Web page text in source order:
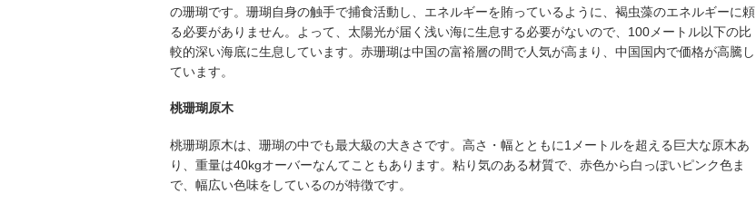
の珊瑚です。珊瑚自身の触手で捕食活動し、エネルギーを賄っているように、褐虫藻のエネルギーに頼
る必要がありません。よって、太陽光が届く浅い海に生息する必要がないので、100メートル以下の比
較的深い海底に生息しています。赤珊瑚は中国の富裕層の間で人気が高まり、中国国内で価格が高騰し
ています。
桃珊瑚原木
桃珊瑚原木は、珊瑚の中でも最大級の大きさです。高さ・幅とともに1メートルを超える巨大な原木あ
り、重量は40kgオーバーなんてこともあります。粘り気のある材質で、赤色から白っぽいピンク色ま
で、幅広い色味をしているのが特徴です。